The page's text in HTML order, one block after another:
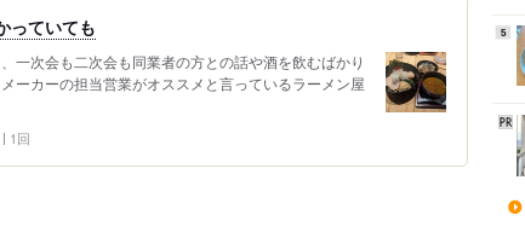
っていても
一次会も二次会も同業者の方との話や酒を飲むばかり
ーカーの担当営業がオススメと言っているラーメン屋
1回
5